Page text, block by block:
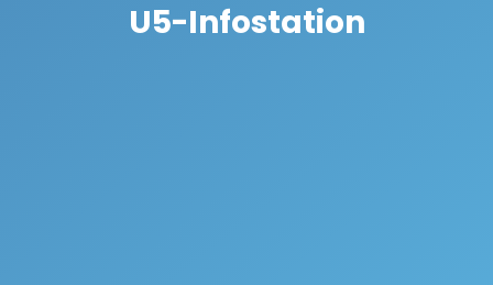
U5-Infostation